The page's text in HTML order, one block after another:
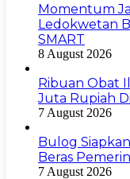
Momentum
Ledokwetan
SMART
8 August 2026
Ribuan Obat
Juta Rupiah
7 August 2026
Bulog
Beras
7 August 2026